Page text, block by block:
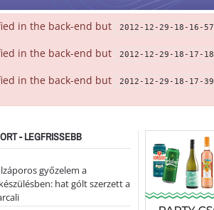
in the back-end but 2012-12-29-18-16-57
in the back-end but
2012-12-29-18-17-18
in the back-end but
2012-12-29-18-17-39
- LEGFRISSEBB
győzelem a
hat gólt szerzett a